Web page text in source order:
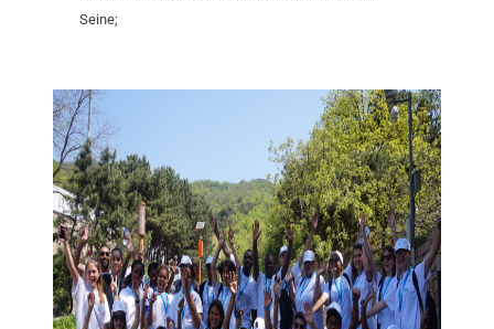
Seine;